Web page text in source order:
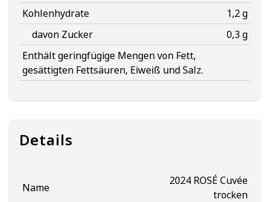
Kohlenhydrate
1,2 g
davon Zucker
0,3 g
Enthält geringfügige Mengen von Fett,
gesättigten Fettsäuren, Eiweiß und Salz.
Details
Name
2024 ROSÉ Cuvée
trocken